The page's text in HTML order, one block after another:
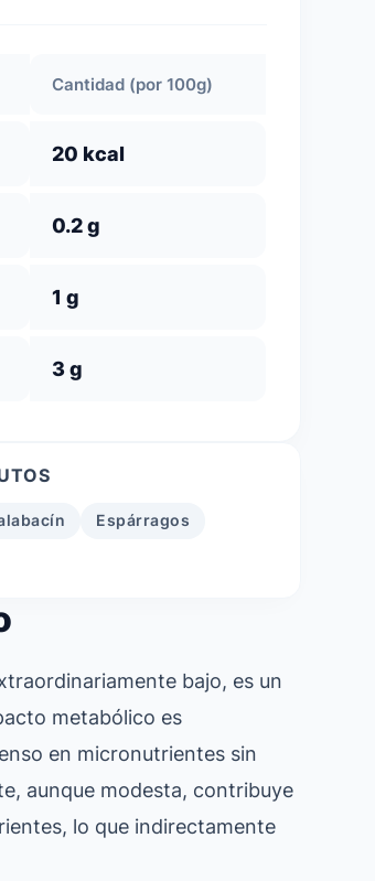
Cantidad (por 100g)
20 kcal
0.2 g
1 g
3 g
Espárragos
bajo, es un
metabólico es
en micronutrientes sin
aunque modesta, contribuye
lo que indirectamente